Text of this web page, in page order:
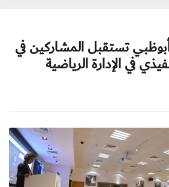
تستقبل المشاركين في
في الإدارة الرياضية